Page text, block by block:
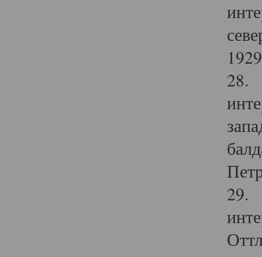
28.
29.